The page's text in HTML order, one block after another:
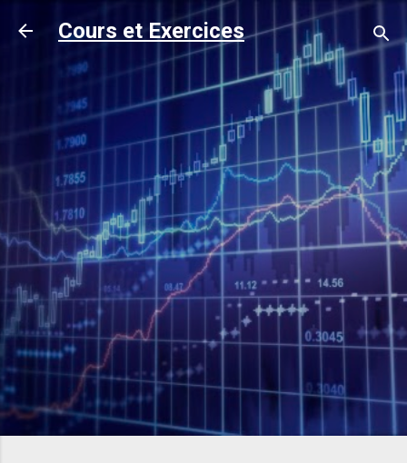
Accéder au contenu principal
Cours et Exercices